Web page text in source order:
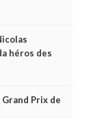
héros des
Prix de